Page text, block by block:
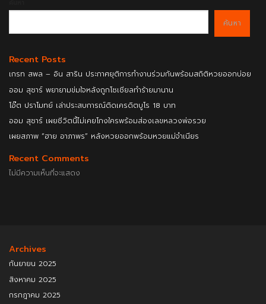
ค้นหา
Recent Posts
เกรท สพล – อิน สาริน ประกาศยุติการทำงานร่วมกันพร้อมสถิติหวยออกบ่อย
ออม สุชาร์ พยายามข่มใจหลังถูกโซเชียลทำร้ายมานาน
โอ๊ต ปราโมทย์ เล่าประสบการณ์ติดเครดิตบูโร 18 บาท
ออม สุชาร์ เผยชีวิตนี้ไม่เคยโกงใครพร้อมส่องเลขหลวงพ่อรวย
เผยสภาพ “ฮาย อาภาพร” หลังหวยออกพร้อมหวยแม่จำเนียร
Recent Comments
ไม่มีความเห็นที่จะแสดง
Archives
กันยายน 2025
สิงหาคม 2025
กรกฎาคม 2025